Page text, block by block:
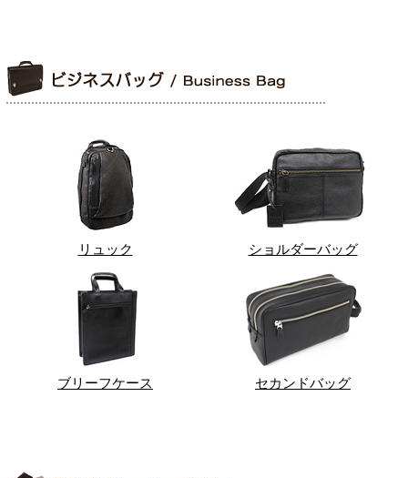
リュック ショルダーバッグ
ブリーフケース セカンドバッグ